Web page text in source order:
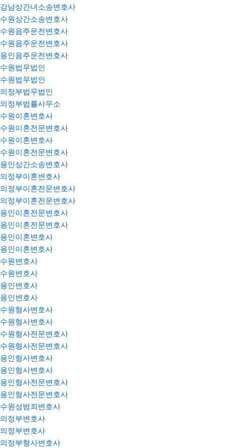
강남상간녀소송변호사
수원상간소송변호사
수원음주운전변호사
수원음주운전변호사
용인음주운전변호사
수원법무법인
수원법무법인
의정부법무법인
의정부법률사무소
수원이혼변호사
수원이혼전문변호사
수원이혼변호사
수원이혼전문변호사
용인상간소송변호사
의정부이혼변호사
의정부이혼전문변호사
의정부이혼전문변호사
용인이혼전문변호사
용인이혼전문변호사
용인이혼변호사
용인이혼변호사
수원변호사
수원변호사
용인변호사
용인변호사
수원형사변호사
수원형사변호사
수원형사전문변호사
수원형사전문변호사
용인형사변호사
용인형사변호사
용인형사전문변호사
용인형사전문변호사
수원성범죄변호사
의정부변호사
의정부변호사
의정부형사변호사